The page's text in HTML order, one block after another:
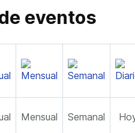
eventos
Mensual Semanal